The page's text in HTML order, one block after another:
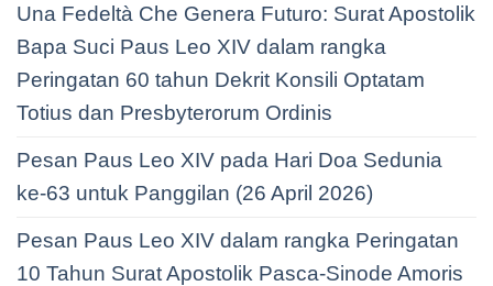
Una Fedeltà Che Genera Futuro: Surat Apostolik
Bapa Suci Paus Leo XIV dalam rangka
Peringatan 60 tahun Dekrit Konsili Optatam
Totius dan Presbyterorum Ordinis
Pesan Paus Leo XIV pada Hari Doa Sedunia
ke-63 untuk Panggilan (26 April 2026)
Pesan Paus Leo XIV dalam rangka Peringatan
10 Tahun Surat Apostolik Pasca-Sinode Amoris